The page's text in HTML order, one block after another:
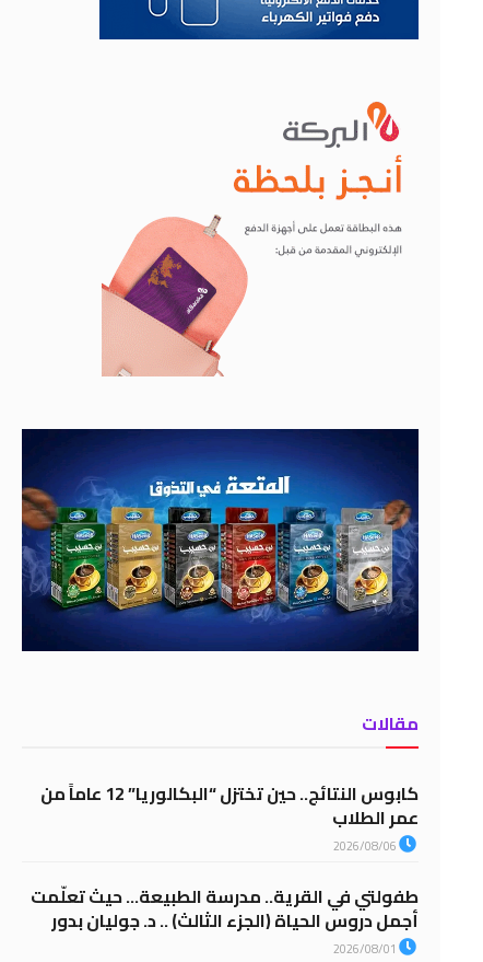
مقالات
كابوس النتائج.. حين تختزل “البكالوريا” 12 عاماً من
عمر الطلاب
2026/08/06
طفولتي في القرية.. مدرسة الطبيعة… حيث تعلّمت
أجمل دروس الحياة (الجزء الثالث) .. د. جوليان بدور
2026/08/01